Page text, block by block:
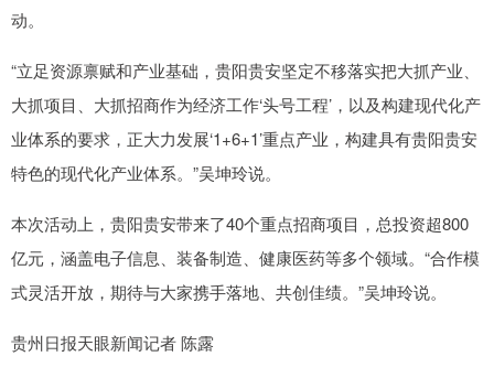
动。
“立足资源禀赋和产业基础，贵阳贵安坚定不移落实把大抓产业、
大抓项目、大抓招商作为经济工作‘头号工程’，以及构建现代化产
业体系的要求，正大力发展‘1+6+1’重点产业，构建具有贵阳贵安
特色的现代化产业体系。”吴坤玲说。
本次活动上，贵阳贵安带来了40个重点招商项目，总投资超800
亿元，涵盖电子信息、装备制造、健康医药等多个领域。“合作模
式灵活开放，期待与大家携手落地、共创佳绩。”吴坤玲说。
贵州日报天眼新闻记者 陈露